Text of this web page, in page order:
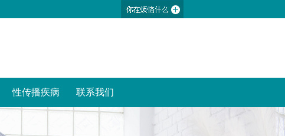
性传播疾病 联系我们